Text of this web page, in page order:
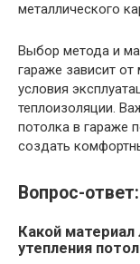
металлического
Выбор метода и
гараже зависит
условия
теплоизоляции.
потолка в гараже
создать
Вопрос-ответ:
Какой
утепления